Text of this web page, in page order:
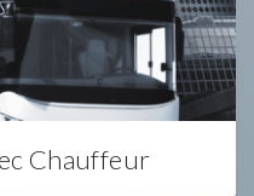
Chauffeur